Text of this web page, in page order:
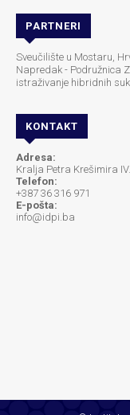
PARTNERI
Sveučilište u Mostaru,
Napredak - Podružnica
istraživanje hibridnih
KONTAKT
Adresa:
Kralja Petra Krešimira
Telefon:
+387 36 316 971
E-pošta:
info@idpi.ba